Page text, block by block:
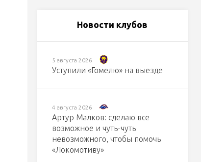
Новости клубов
5 августа 2026
Уступили «Гомелю» на выезде
4 августа 2026
Артур Малков: сделаю все
возможное и чуть-чуть
невозможного, чтобы помочь
«Локомотиву»